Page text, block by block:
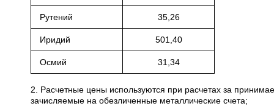
Рутений 35,26
Иридий 501,40
Осмий 31,34
2. Расчетные цены используются при расчетах за
зачисляемые на обезличенные металлические счета;